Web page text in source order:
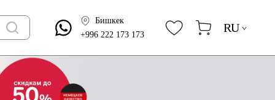
Бишкек
+996 222 173 173
RU